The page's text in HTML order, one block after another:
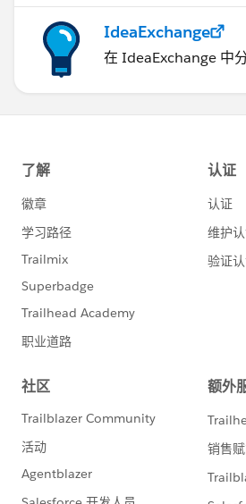
IdeaExchange
在 IdeaExchange 中